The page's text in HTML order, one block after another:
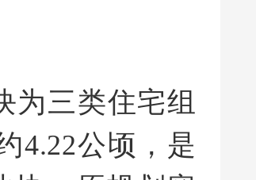
为三类住宅组
4.22公顷，是